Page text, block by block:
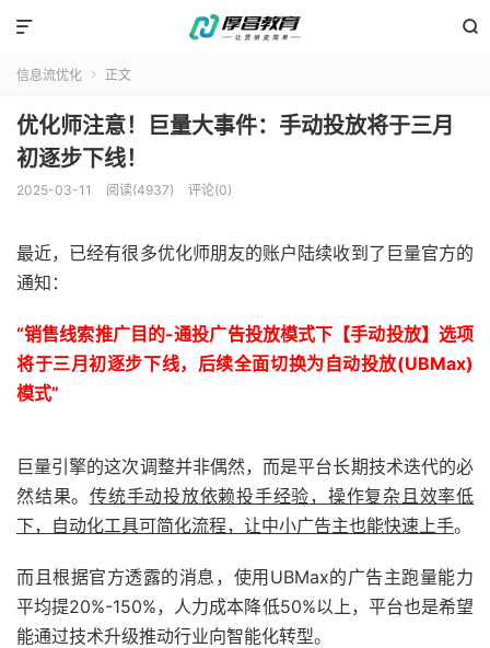


信息流优化  正文
优化师注意！巨量大事件：手动投放将于三月
初逐步下线！
2025-03-11 阅读(4937) 评论(0)
最近，已经有很多优化师朋友的账户陆续收到了巨量官方的
通知：
“销售线索推广目的-通投广告投放模式下【手动投放】选项
将于三月初逐步下线，后续全面切换为自动投放(UBMax)
模式”
巨量引擎的这次调整并非偶然，而是平台长期技术迭代的必
然结果。 传统手动投放依赖投手经验，操作复杂且效率低
下，自动化工具可简化流程，让中小广告主也能快速上手。
而且根据官方透露的消息，使用UBMax的广告主跑量能力
平均提20%-150%，人力成本降低50%以上，平台也是希望
能通过技术升级推动行业向智能化转型。